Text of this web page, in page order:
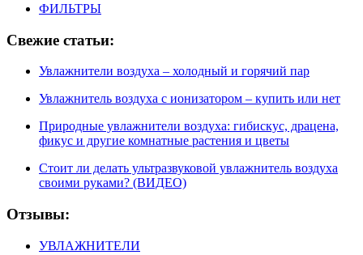
ФИЛЬТРЫ
Свежие статьи:
Увлажнители воздуха – холодный и горячий пар
Увлажнитель воздуха с ионизатором – купить или нет
Природные увлажнители воздуха: гибискус, драцена,
фикус и другие комнатные растения и цветы
Стоит ли делать ультразвуковой увлажнитель воздуха
своими руками? (ВИДЕО)
Отзывы:
УВЛАЖНИТЕЛИ